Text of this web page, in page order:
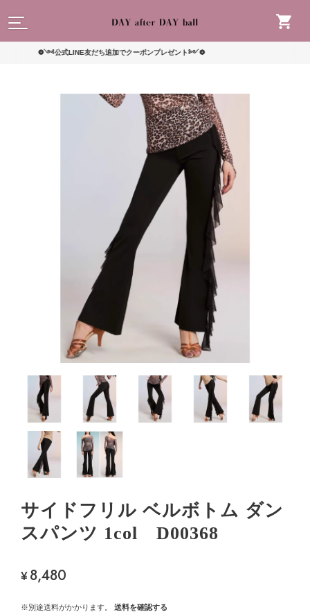
❁༺公式LINE友だち追加でクーポンプレゼント༻❁
サイドフリル ベルボトム ダン
スパンツ 1col D00368
¥8,480
※別途送料がかかります。
送料を確認する